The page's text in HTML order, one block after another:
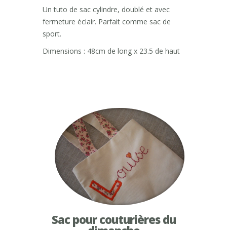
Un tuto de sac cylindre, doublé et avec
fermeture éclair. Parfait comme sac de
sport.
Dimensions : 48cm de long x 23.5 de haut
Sac pour couturières du